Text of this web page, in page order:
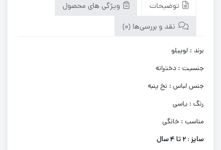
توضیحات
ویژگی های محصول
نقد و بررسی‌ها (0)
برند : لوپیلو
جنسیت : دخترانه
جنس لباس : نخ پنبه
رنگ : یاسی
مناسب : خانگی
سایز : 2 تا 4 سال